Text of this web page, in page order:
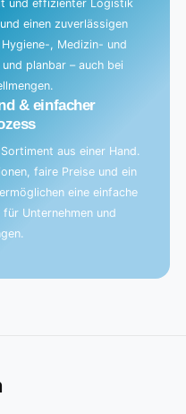
und effizienter Logistik
einen zuverlässigen
, Medizin- und
planbar – auch bei
& einfacher
aus einer Hand.
faire Preise und ein
eine einfache
Unternehmen und